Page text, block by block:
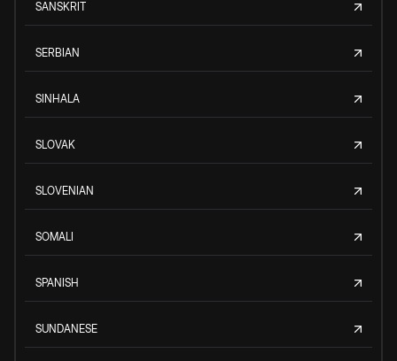
SANSKRIT
SERBIAN
SINHALA
SLOVAK
SLOVENIAN
SOMALI
SPANISH
SUNDANESE